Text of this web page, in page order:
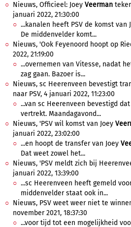
Nieuws, Officieel: Joey Veerman
januari 2022, 21:30:00
...kanalen heeft PSV de komst van
De middenvelder komt...
Nieuws, 'Ook Feyenoord hoopt op
2022, 21:19:00
...overnemen van Vitesse, nadat
zag gaan. Bazoer is...
Nieuws, sc Heerenveen bevestigt
naar PSV, 4 januari 2022, 11:23:00
...van sc Heerenveen bevestigd dat
vertrekt. Maandagavond...
Nieuws, 'PSV wil komst van Joey
januari 2022, 23:02:00
...en hoopt de transfer van Joey
Dat weet zowel het...
Nieuws, 'PSV meldt zich bij
januari 2022, 13:39:00
...sc Heerenveen heeft gemeld
middenvelder staat ook in...
Nieuws, PSV weet weer niet te
november 2021, 18:37:30
...voor tijd tot een mogelijkheid